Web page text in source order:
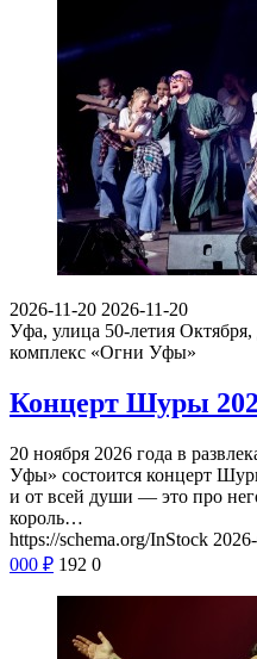
2026-11-20 2026-11-20
Уфа, улица 50-летия
комплекс «Огни Уфы»
Концерт Шуры
20 ноября 2026 года в
Уфы» состоится концерт
и от всей души — это про
король…
https://schema.org/InStock
000 ₽ 192 0